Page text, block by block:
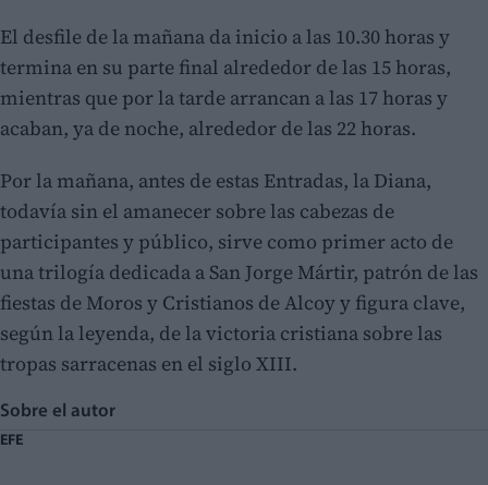
El desfile de la mañana da inicio a las 10.30 horas y
termina en su parte final alrededor de las 15 horas,
mientras que por la tarde arrancan a las 17 horas y
acaban, ya de noche, alrededor de las 22 horas.
Por la mañana, antes de estas Entradas, la Diana,
todavía sin el amanecer sobre las cabezas de
participantes y público, sirve como primer acto de
una trilogía dedicada a San Jorge Mártir, patrón de las
fiestas de Moros y Cristianos de Alcoy y figura clave,
según la leyenda, de la victoria cristiana sobre las
tropas sarracenas en el siglo XIII.
Sobre el autor
EFE